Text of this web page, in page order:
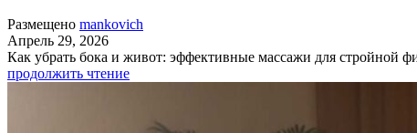
Размещено mankovich
Апрель 29, 2026
Как убрать бока и живот: эффективные массажи для стройной
продолжить чтение